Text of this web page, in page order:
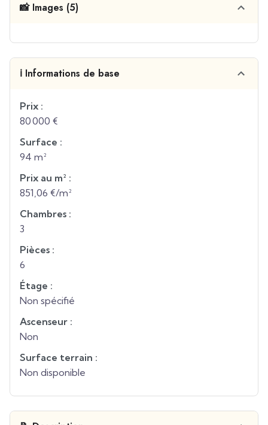
📸 Images (5)
ℹ️ Informations de base
Prix :
80 000 €
Surface :
94 m²
Prix au m² :
851,06 €/m²
Chambres :
3
Pièces :
6
Étage :
Non spécifié
Ascenseur :
Non
Surface terrain :
Non disponible